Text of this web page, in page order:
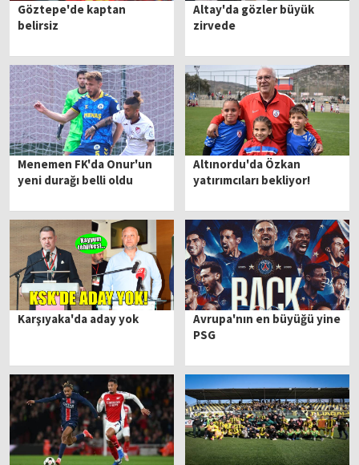
Göztepe'de kaptan
belirsiz
Altay'da gözler büyük
zirvede
Menemen FK'da Onur'un
yeni durağı belli oldu
Altınordu'da Özkan
yatırımcıları bekliyor!
Karşıyaka'da aday yok
Avrupa'nın en büyüğü yine
PSG